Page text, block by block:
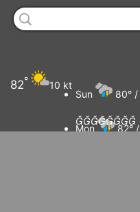
82° 10 kt
Sun 80° /
Mon 82° /
